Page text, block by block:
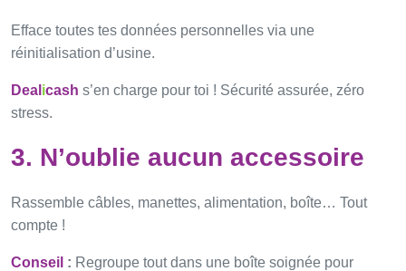
Efface toutes tes données personnelles via une
réinitialisation d’usine.
Deal icash s’en charge pour toi ! Sécurité assurée, zéro
stress.
3. N’oublie aucun accessoire
Rassemble câbles, manettes, alimentation, boîte… Tout
compte !
Conseil : Regroupe tout dans une boîte soignée pour